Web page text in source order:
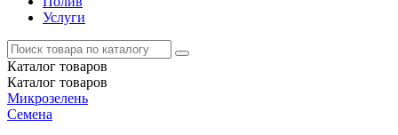
Услуги
Каталог товаров
Каталог товаров
Микрозелень
Семена